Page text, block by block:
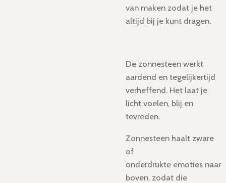
van maken zodat je het
altijd bij je kunt dragen.
De zonnesteen werkt
aardend en tegelijkertijd
verheffend. Het laat je
licht voelen, blij en
tevreden.
Zonnesteen haalt zware
of
onderdrukte emoties naar
boven, zodat die